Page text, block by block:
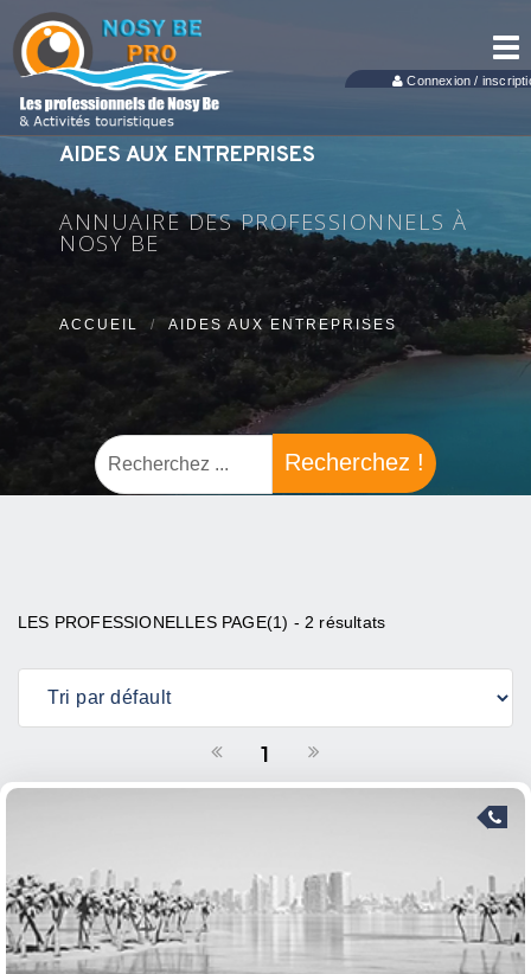
Connexion /
AIDES AUX ENTREPRISES
ANNUAIRE DES PROFESSIONNELS À
NOSY BE
ACCUEIL AIDES AUX ENTREPRISES
Recherchez !
LES PROFESSIONELLES PAGE(1) - 2 résultats
1